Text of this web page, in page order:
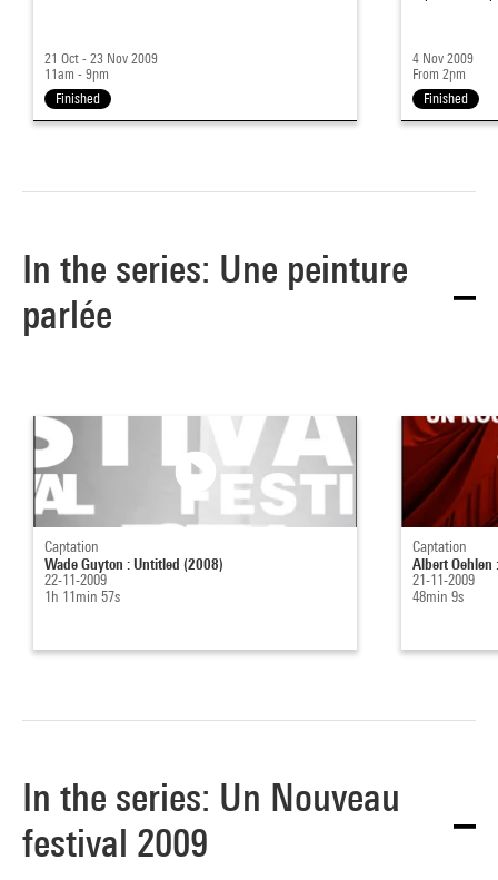
21 Oct - 23 Nov 2009
11am - 9pm
Finished
4 Nov 2009
From 2pm
Finished
In the series: Une peinture
parlée
Captation
Wade Guyton : Untitled (2008)
22-11-2009
1h 11min 57s
Captation
Albert Oehlen
21-11-2009
48min 9s
In the series: Un Nouveau
festival 2009